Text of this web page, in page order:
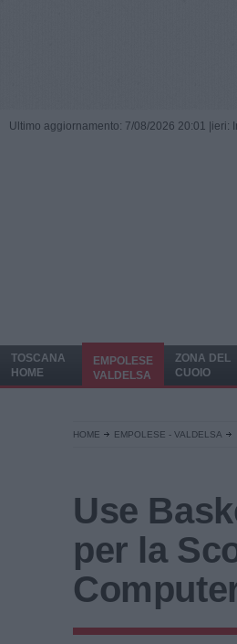
Ultimo aggiornamento: 7/08/2026 20:01 | ieri:
TOSCANA
HOME
EMPOLESE
VALDELSA
ZONA DEL
CUOIO
HOME EMPOLESE - VALDELSA
Use
per la